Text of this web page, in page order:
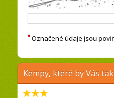
* Označené údaje jsou
Kempy, které by Vás